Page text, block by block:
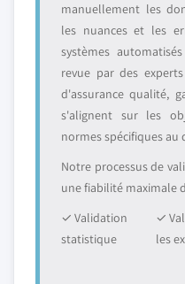
manuellement les
les nuances et les
systèmes
revue par des
d'assurance qualité,
s'alignent sur les
normes spécifiques au
Notre processus de
une fiabilité maximale
✓ Validation
statistique
✓
les